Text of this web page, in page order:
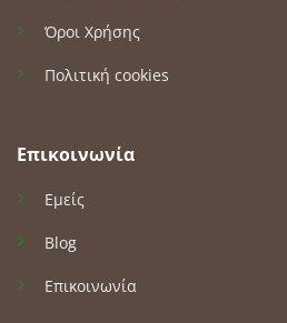
Όροι Χρήσης
Πολιτική cookies
Επικοινωνία
Εμείς
Blog
Επικοινωνία